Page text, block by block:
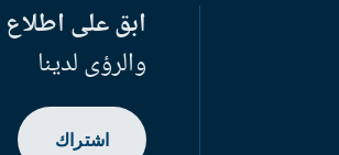
ابق على اطلاع
والرؤى لدينا
اشتراك